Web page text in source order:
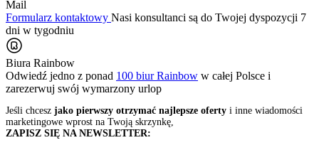
Mail
Formularz kontaktowy Nasi konsultanci są do Twojej dyspozycji 7
dni w tygodniu
Biura Rainbow
Odwiedź jedno z ponad 100 biur Rainbow w całej Polsce i
zarezerwuj swój wymarzony urlop
Jeśli chcesz jako pierwszy otrzymać najlepsze oferty i inne wiadomości
marketingowe wprost na Twoją skrzynkę,
ZAPISZ SIĘ NA NEWSLETTER: